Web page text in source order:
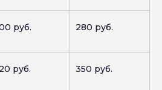
руб. 280 руб.
руб. 350 руб.